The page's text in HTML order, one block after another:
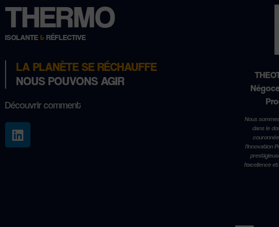
THERMO
ISOLANTE & RÉFLECTIVE
LA PLANÈTE SE RÉCHAUFFE
NOUS POUVONS AGIR
Découvrir comment
L
i
Nous
dans le
l'Innovation
l'excellence